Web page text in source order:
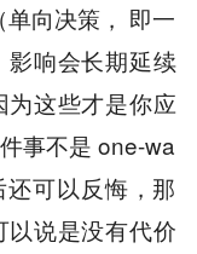
向决策， 即一
影响会长期延续
为这些才是你应
事不是 one-wa
可以反悔，那
说是没有代价